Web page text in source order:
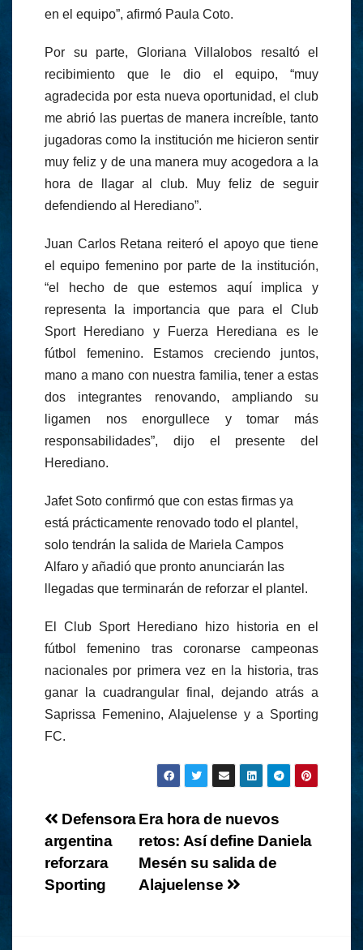
en el equipo”, afirmó Paula Coto.
Por su parte, Gloriana Villalobos resaltó el
recibimiento que le dio el equipo, “muy
agradecida por esta nueva oportunidad, el club
me abrió las puertas de manera increíble, tanto
jugadoras como la institución me hicieron sentir
muy feliz y de una manera muy acogedora a la
hora de llagar al club. Muy feliz de seguir
defendiendo al Herediano”.
Juan Carlos Retana reiteró el apoyo que tiene
el equipo femenino por parte de la institución,
“el hecho de que estemos aquí implica y
representa la importancia que para el Club
Sport Herediano y Fuerza Herediana es le
fútbol femenino. Estamos creciendo juntos,
mano a mano con nuestra familia, tener a estas
dos integrantes renovando, ampliando su
ligamen nos enorgullece y tomar más
responsabilidades”, dijo el presente del
Herediano.
Jafet Soto confirmó que con estas firmas ya
está prácticamente renovado todo el plantel,
solo tendrán la salida de Mariela Campos
Alfaro y añadió que pronto anunciarán las
llegadas que terminarán de reforzar el plantel.
El Club Sport Herediano hizo historia en el
fútbol femenino tras coronarse campeonas
nacionales por primera vez en la historia, tras
ganar la cuadrangular final, dejando atrás a
Saprissa Femenino, Alajuelense y a Sporting
FC.
Navegación
de
entradas
Era hora de nuevos
retos: Así define Daniela
Mesén su salida de
Alajuelense
Defensora
argentina
reforzara
Sporting